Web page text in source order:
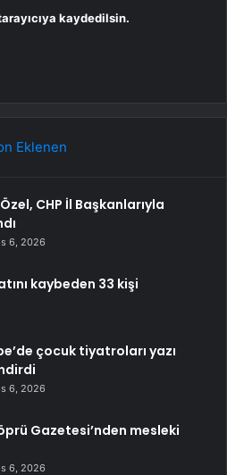
kaydedilsin.
Eklenen
CHP İl Başkanlarıyla
6, 2026
kaybeden 33 kişi
çocuk tiyatroları yazı
6, 2026
Gazetesi’nden mesleki
6, 2026